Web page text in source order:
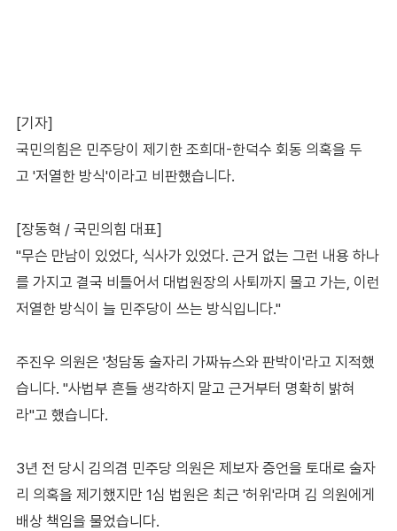
[기자]
국민의힘은 민주당이 제기한 조희대-한덕수 회동 의혹을 두
고 '저열한 방식'이라고 비판했습니다.
[장동혁 / 국민의힘 대표]
"무슨 만남이 있었다, 식사가 있었다. 근거 없는 그런 내용 하나
를 가지고 결국 비틀어서 대법원장의 사퇴까지 몰고 가는, 이런
저열한 방식이 늘 민주당이 쓰는 방식입니다."
주진우 의원은 '청담동 술자리 가짜뉴스와 판박이'라고 지적했
습니다. "사법부 흔들 생각하지 말고 근거부터 명확히 밝혀
라"고 했습니다.
3년 전 당시 김의겸 민주당 의원은 제보자 증언을 토대로 술자
리 의혹을 제기했지만 1심 법원은 최근 '허위'라며 김 의원에게
배상 책임을 물었습니다.